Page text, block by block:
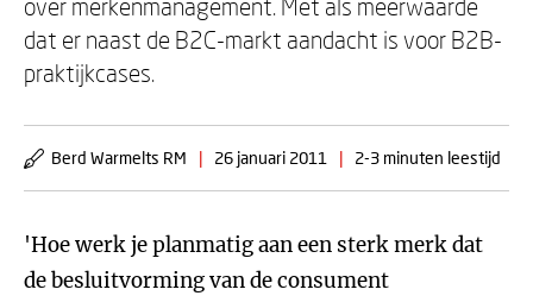
over merkenmanagement. Met als meerwaarde
dat er naast de B2C-markt aandacht is voor B2B-
praktijkcases.
Berd Warmelts RM | 26 januari 2011 | 2-3 minuten leestijd
'Hoe werk je planmatig aan een sterk merk dat
de besluitvorming van de consument